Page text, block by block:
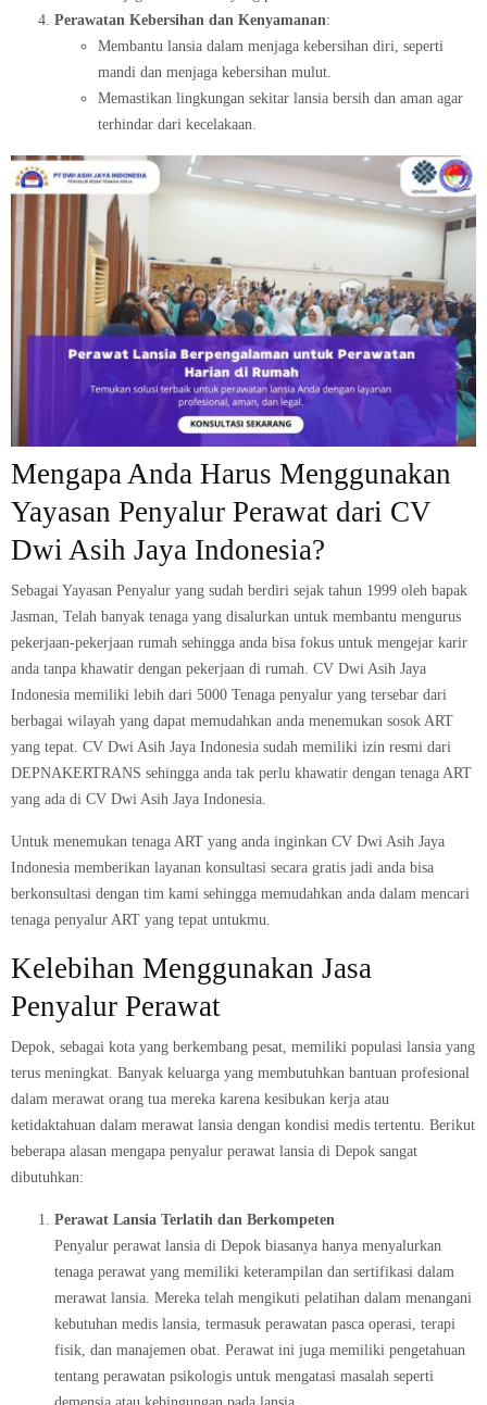
Perawatan Kebersihan dan Kenyamanan:
Membantu lansia dalam menjaga kebersihan diri, seperti
mandi dan menjaga kebersihan mulut.
Memastikan lingkungan sekitar lansia bersih dan aman agar
terhindar dari kecelakaan.
Mengapa Anda Harus Menggunakan
Yayasan Penyalur Perawat dari CV
Dwi Asih Jaya Indonesia?
Sebagai Yayasan Penyalur yang sudah berdiri sejak tahun 1999 oleh bapak
Jasman, Telah banyak tenaga yang disalurkan untuk membantu mengurus
pekerjaan-pekerjaan rumah sehingga anda bisa fokus untuk mengejar karir
anda tanpa khawatir dengan pekerjaan di rumah. CV Dwi Asih Jaya
Indonesia memiliki lebih dari 5000 Tenaga penyalur yang tersebar dari
berbagai wilayah yang dapat memudahkan anda menemukan sosok ART
yang tepat. CV Dwi Asih Jaya Indonesia sudah memiliki izin resmi dari
DEPNAKERTRANS sehingga anda tak perlu khawatir dengan tenaga ART
yang ada di CV Dwi Asih Jaya Indonesia.
Untuk menemukan tenaga ART yang anda inginkan CV Dwi Asih Jaya
Indonesia memberikan layanan konsultasi secara gratis jadi anda bisa
berkonsultasi dengan tim kami sehingga memudahkan anda dalam mencari
tenaga penyalur ART yang tepat untukmu.
Kelebihan Menggunakan Jasa
Penyalur Perawat
Depok, sebagai kota yang berkembang pesat, memiliki populasi lansia yang
terus meningkat. Banyak keluarga yang membutuhkan bantuan profesional
dalam merawat orang tua mereka karena kesibukan kerja atau
ketidaktahuan dalam merawat lansia dengan kondisi medis tertentu. Berikut
beberapa alasan mengapa penyalur perawat lansia di Depok sangat
dibutuhkan:
Perawat Lansia Terlatih dan Berkompeten
Penyalur perawat lansia di Depok biasanya hanya menyalurkan
tenaga perawat yang memiliki keterampilan dan sertifikasi dalam
merawat lansia. Mereka telah mengikuti pelatihan dalam menangani
kebutuhan medis lansia, termasuk perawatan pasca operasi, terapi
fisik, dan manajemen obat. Perawat ini juga memiliki pengetahuan
tentang perawatan psikologis untuk mengatasi masalah seperti